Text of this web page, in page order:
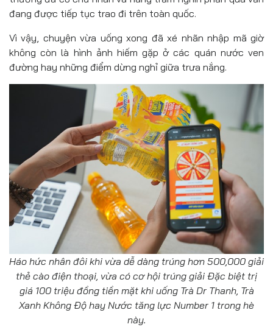
đang được tiếp tục trao đi trên toàn quốc.
Vì vậy, chuyện vừa uống xong đã xé nhãn nhập mã giờ
không còn là hình ảnh hiếm gặp ở các quán nước ven
đường hay những điểm dừng nghỉ giữa trưa nắng.
Háo hức nhân đôi khi vừa dễ dàng trúng hơn 500,000 giải
thẻ cào điện thoại, vừa có cơ hội trúng giải Đặc biệt trị
giá 100 triệu đồng tiền mặt khi uống Trà Dr Thanh, Trà
Xanh Không Độ hay Nước tăng lực Number 1 trong hè
này.